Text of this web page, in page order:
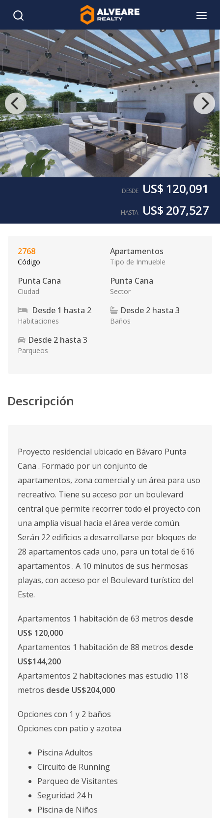
DESDE US$ 120,091
HASTA US$ 207,527
2768
Código
Apartamentos
Tipo de Inmueble
Punta Cana
Ciudad
Punta Cana
Sector
Desde 1 hasta 2
Habitaciones
Desde 2 hasta 3
Baños
Desde 2 hasta 3
Parqueos
Descripción
Proyecto residencial ubicado en Bávaro Punta
Cana . Formado por un conjunto de
apartamentos, zona comercial y un área para uso
recreativo. Tiene su acceso por un boulevard
central que permite recorrer todo el proyecto con
una amplia visual hacia el área verde común.
Serán 22 edificios a desarrollarse por bloques de
28 apartamentos cada uno, para un total de 616
apartamentos . A 10 minutos de sus hermosas
playas, con acceso por el Boulevard turístico del
Este.
Apartamentos 1 habitación de 63 metros desde
US$ 120,000
Apartamentos 1 habitación de 88 metros desde
US$144,200
Apartamentos 2 habitaciones mas estudio 118
metros desde US$204,000
Opciones con 1 y 2 baños
Opciones con patio y azotea
Piscina Adultos
Circuito de Running
Parqueo de Visitantes
Seguridad 24 h
Piscina de Niños